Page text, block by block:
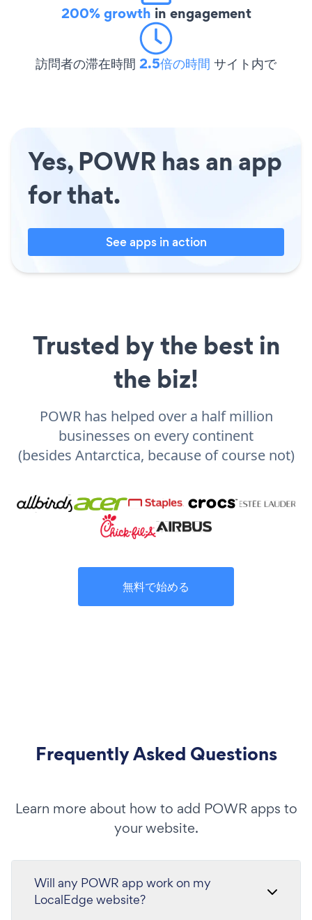
200% growth in engagement
訪問者の滞在時間 2.5倍の時間 サイト内で
Yes, POWR has an app
for that.
See apps in action
Trusted by the best in
the biz!
POWR has helped over a half million
businesses on every continent
(besides Antarctica, because of course not)
無料で始める
Frequently Asked Questions
Learn more about how to add POWR apps to
your website.
Will any POWR app work on my
LocalEdge website?